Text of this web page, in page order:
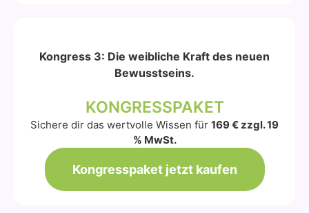
Kongress 3: Die weibliche Kraft des neuen
Bewusstseins.
KONGRESSPAKET
Sichere dir das wertvolle Wissen für 169 € zzgl. 19
% MwSt.
Kongresspaket jetzt kaufen